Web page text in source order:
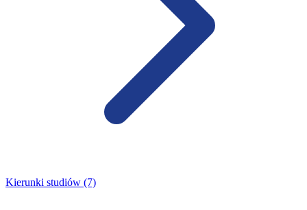
Kierunki studiów (7)